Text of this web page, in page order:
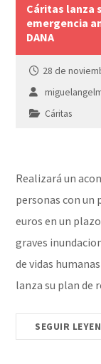
Cáritas lanza
emergencia
DANA
28 de
Cáritas
Realizará un
personas con un
euros en un
graves
de vidas
lanza su plan de
SEGUIR